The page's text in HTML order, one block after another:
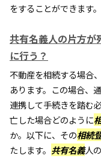
をすることができます
共有名義人の片方が
に行う？
不動産を相続する場合
あります。この場合、
連携して手続きを踏む
亡した場合どのように
か。以下に、その相続
たします。 共有名義人